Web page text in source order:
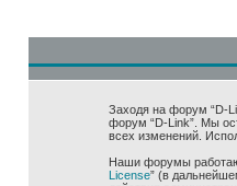
Заходя на форум “D-
форум “D-Link”. Мы
всех изменений.
Наши форумы
License” (в